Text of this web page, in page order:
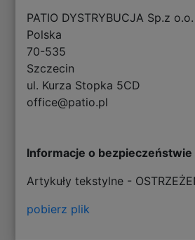
PATIO DYSTRYBUCJA Sp.z o.o.
Polska
70-535
Szczecin
ul. Kurza Stopka 5CD
office@patio.pl
Informacje o bezpieczeństwie
Artykuły tekstylne -
pobierz plik